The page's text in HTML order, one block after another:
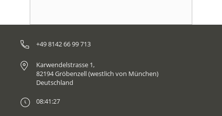
+49 8142 66 99 713
Karwendelstrasse 1,
82194 Gröbenzell (westlich von München)
Deutschland
08:41:27